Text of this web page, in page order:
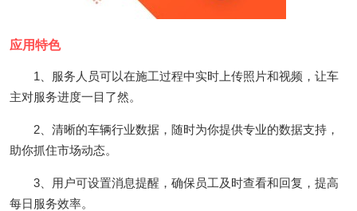
应用特色
1、服务人员可以在施工过程中实时上传照片和视频，让车
主对服务进度一目了然。
2、清晰的车辆行业数据，随时为你提供专业的数据支持，
助你抓住市场动态。
3、用户可设置消息提醒，确保员工及时查看和回复，提高
每日服务效率。